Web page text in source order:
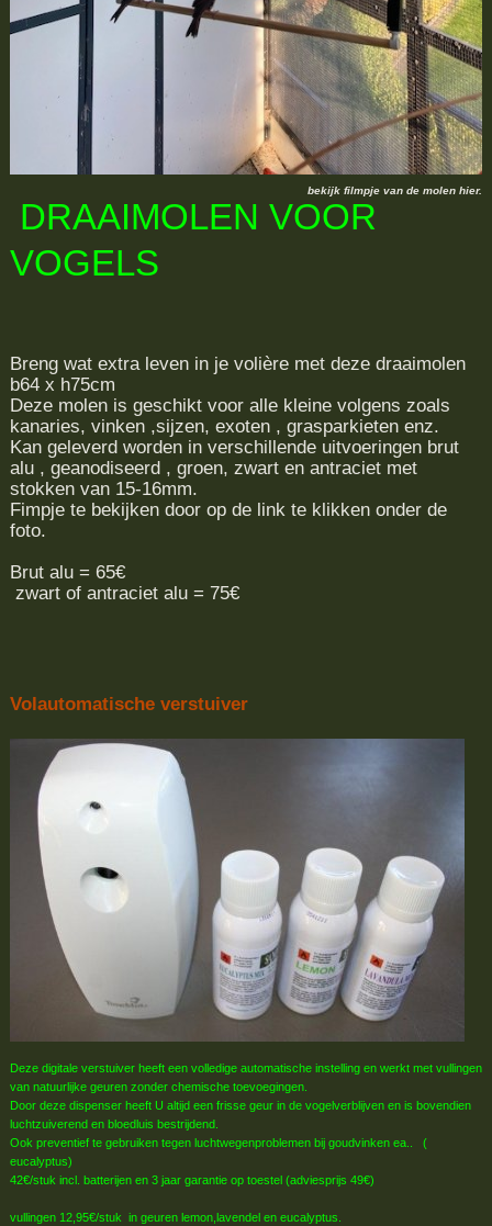
bekijk filmpje van de molen hier.
DRAAIMOLEN VOOR
VOGELS
Breng wat extra leven in je volière met deze draaimolen
b64 x h75cm
Deze molen is geschikt voor alle kleine volgens zoals
kanaries, vinken ,sijzen, exoten , grasparkieten enz.
Kan geleverd worden in verschillende uitvoeringen brut
alu , geanodiseerd , groen, zwart en antraciet met
stokken van 15-16mm.
Fimpje te bekijken door op de link te klikken onder de
foto.
Brut alu = 65€
zwart of antraciet alu = 75€
Volautomatische verstuiver
Deze digitale verstuiver heeft een volledige automatische instelling en werkt met vullingen
van natuurlijke geuren zonder chemische toevoegingen.
Door deze dispenser heeft U altijd een frisse geur in de vogelverblijven en is bovendien
luchtzuiverend en bloedluis bestrijdend.
Ook preventief te gebruiken tegen luchtwegenproblemen bij goudvinken ea.. (
eucalyptus)
42€/stuk incl. batterijen en 3 jaar garantie op toestel (adviesprijs 49€)
vullingen 12,95€/stuk in geuren lemon,lavendel en eucalyptus.